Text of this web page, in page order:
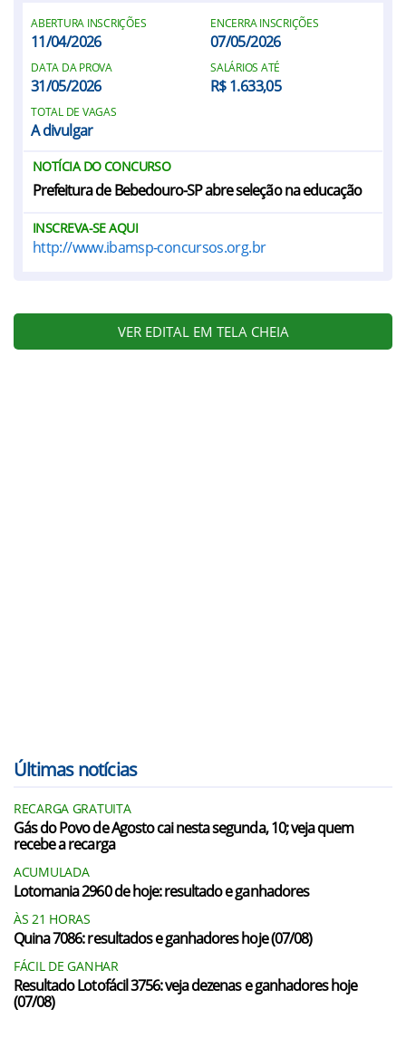
ABERTURA INSCRIÇÕES
11/04/2026
ENCERRA INSCRIÇÕES
07/05/2026
DATA DA PROVA
31/05/2026
SALÁRIOS ATÉ
R$ 1.633,05
TOTAL DE VAGAS
A divulgar
NOTÍCIA DO CONCURSO
Prefeitura de Bebedouro-SP abre seleção na educação
INSCREVA-SE AQUI
http://www.ibamsp-concursos.org.br
VER EDITAL EM TELA CHEIA
Últimas notícias
RECARGA GRATUITA
Gás do Povo de Agosto cai nesta segunda, 10; veja quem
recebe a recarga
ACUMULADA
Lotomania 2960 de hoje: resultado e ganhadores
ÀS 21 HORAS
Quina 7086: resultados e ganhadores hoje (07/08)
FÁCIL DE GANHAR
Resultado Lotofácil 3756: veja dezenas e ganhadores hoje
(07/08)